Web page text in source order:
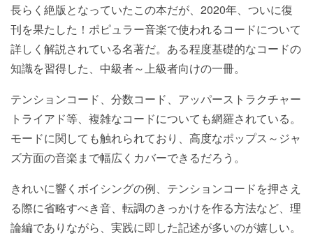
長らく絶版となっていたこの本だが、2020年、ついに復
刊を果たした！ポピュラー音楽で使われるコードについて
詳しく解説されている名著だ。ある程度基礎的なコードの
知識を習得した、中級者～上級者向けの一冊。
テンションコード、分数コード、アッパーストラクチャー
トライアド等、複雑なコードについても網羅されている。
モードに関しても触れられており、高度なポップス～ジャ
ズ方面の音楽まで幅広くカバーできるだろう。
きれいに響くボイシングの例、テンションコードを押さえ
る際に省略すべき音、転調のきっかけを作る方法など、理
論編でありながら、実践に即した記述が多いのが嬉しい。